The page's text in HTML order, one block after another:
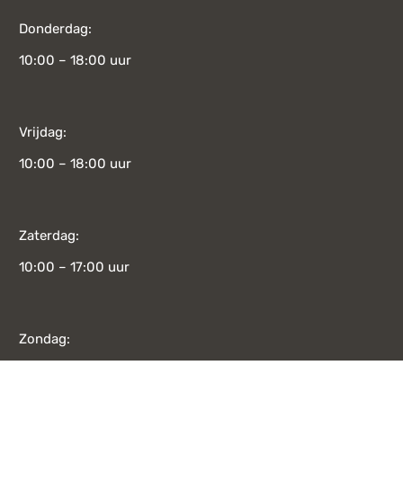
Donderdag:
10:00 – 18:00 uur
Vrijdag:
10:00 – 18:00 uur
Zaterdag:
10:00 – 17:00 uur
Zondag: